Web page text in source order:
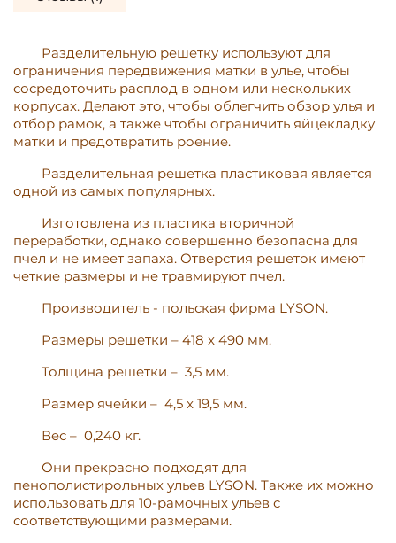
Разделительную решетку используют для
ограничения передвижения матки в улье, чтобы
сосредоточить расплод в одном или нескольких
корпусах. Делают это, чтобы облегчить обзор улья и
отбор рамок, а также чтобы ограничить яйцекладку
матки и предотвратить роение.
Разделительная решетка пластиковая является
одной из самых популярных.
Изготовлена ​​из пластика вторичной
переработки, однако совершенно безопасна для
пчел и не имеет запаха. Отверстия решеток имеют
четкие размеры и не травмируют пчел.
Производитель - польская фирма LYSON.
Размеры решетки – 418 x 490 мм.
Толщина решетки – 3,5 мм.
Размер ячейки – 4,5 x 19,5 мм.
Вес – 0,240 кг.
Они прекрасно подходят для
пенополистирольных ульев LYSON. Также их можно
использовать для 10-рамочных ульев с
соответствующими размерами.